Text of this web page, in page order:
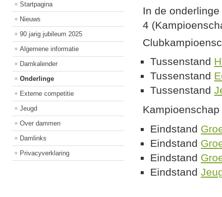
Startpagina
Nieuws
90 jarig jubileum 2025
Algemene informatie
Damkalender
Onderlinge
Externe competitie
Jeugd
Over dammen
Damlinks
Privacyverklaring
In de
4
Tussenstand
Tussenstand
Tussenstand
Eindstand
Eindstand
Eindstand
Eindstand